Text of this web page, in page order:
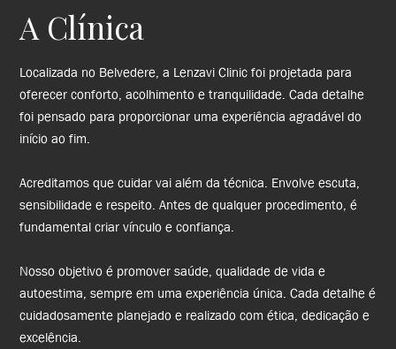
A Clínica
Localizada no Belvedere, a Lenzavi Clinic foi projetada para
oferecer conforto, acolhimento e tranquilidade. Cada detalhe
foi pensado para proporcionar uma experiência agradável do
início ao fim.
Acreditamos que cuidar vai além da técnica. Envolve escuta,
sensibilidade e respeito. Antes de qualquer procedimento, é
fundamental criar vínculo e confiança.
Nosso objetivo é promover saúde, qualidade de vida e
autoestima, sempre em uma experiência única. Cada detalhe é
cuidadosamente planejado e realizado com ética, dedicação e
excelência.